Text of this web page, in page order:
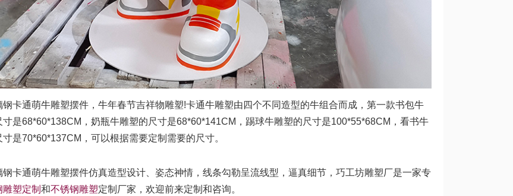
通萌牛雕塑摆件，牛年春节吉祥物雕塑!卡通牛雕塑由四个不同造型的牛组合而成，第一款书包牛
寸是68*60*138CM，奶瓶牛雕塑的尺寸是68*60*141CM，踢球牛雕塑的尺寸是100*55*68CM，看书牛
寸是70*60*137CM，可以根据需要定制需要的尺寸。
通萌牛雕塑摆件仿真造型设计、姿态神情，线条勾勒呈流线型，逼真细节，巧工坊雕塑厂是一家专
塑定制 和不锈钢雕塑定制厂家，欢迎前来定制和咨询。